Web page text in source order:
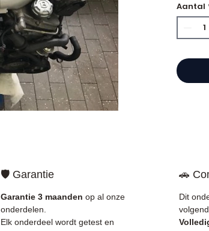
⭐
Aantal
🛡️ Garantie
Garantie 3 maanden op al onze
onderdelen.
Elk onderdeel wordt getest en
🚗
Dit